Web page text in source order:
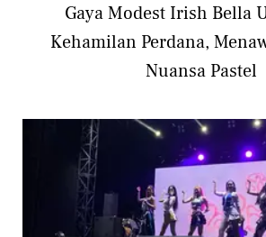
Gaya Modest Irish Bella
Kehamilan Perdana,
Nuansa Pastel